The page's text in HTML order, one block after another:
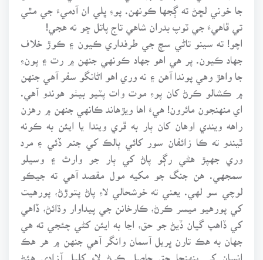
جا خوني لڇڻ ته ڳجها ڪونهن. پوءِ ڀلي ان آدميءَ جي مٿي
تي ڦاهيءَ جي ٽوپ بدران شاهي تاج پاتل ڇو نه هجي!
اچو! ته سينو تاڻي سچ جي طرفداري ڪيون ۽ ڪوڙ خلاف
جهاد ڪيون. پر هي اهو جهاد ڪونهي جنهن ۾ رت ۽ پونءِ
جا واهڙ وهي پوندا آهن ۽ نه وري اهو اڻانگو سفر آهي جنهن
۾ ڪشالو ڪرڻ کان پوءِ موت وات پٽيو بيٺو هوندو آهي.
اي منهنجون مائرون! هيءَ اها ويڙهاند ڪانهي جنهن ۾ رهزن
راهه ويندي اوهان کان ٻار به ڦري ويندا يا ايئن به ڪونه
ٿيندو ته ڪا زائفان سور کائي ٻالڪ کي جنم ڏئي ۽ مرد
وري جهپڙ هڻي رڳو پاڻ کي ٻار جو وارث ۽ وسيلو
سمجهي. هن جنگ جو مکيه مول مقصد آهي ته جيڪو
لوچي سو لهي. يعني ته خوشحالي لاءِ پاڻ پتوڙڻ، پورهيت
کي پورهيو ميسر ڪرڻ، ڪارخانن جي پيداوار وڌائڻ، ڏاهي
کي ڏاهپ گيان ڏيڻ جو حق، اڃا به ايئن کڻي چئجي ته هي
جهان به هڪ تارن ڀريل آسمان وانگر آهي جنهن ۾ هر هڪ
انسان کي پنهنجا حق حاصل ڪرڻ لاءِ کليل آزادي هئڻ